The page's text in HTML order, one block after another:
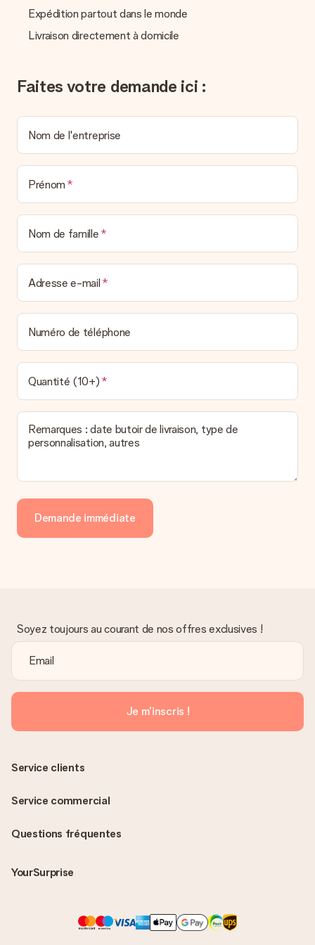
l’envoyons par e-mail avec la confirmation de commande. Vous
pouvez de même retrouver votre facture dans votre espace
personnel MySurprise. Vous pouvez ainsi être tranquille et
Expédition partout dans le monde
Livraison directement à domicile
Faites votre demande ici :
Nom de l'entreprise
Prénom
Nom de famille
Adresse e-mail
Numéro de téléphone
Quantité (10+)
Remarques : date butoir de livraison, type de
personnalisation, autres
Demande immédiate
Soyez toujours au courant de nos offres exclusives !
Je m'inscris !
Questions fréquentes
YourSurprise
Service clients
Service commercial